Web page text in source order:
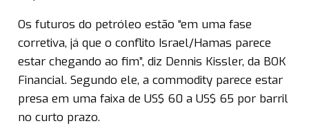
Os futuros do petróleo estão “em uma fase
corretiva, já que o conflito Israel/Hamas parece
estar chegando ao fim”, diz Dennis Kissler, da BOK
Financial. Segundo ele, a commodity parece estar
presa em uma faixa de US$ 60 a US$ 65 por barril
no curto prazo.